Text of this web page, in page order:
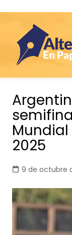
contenido
Mundial
2025
9 de octubre